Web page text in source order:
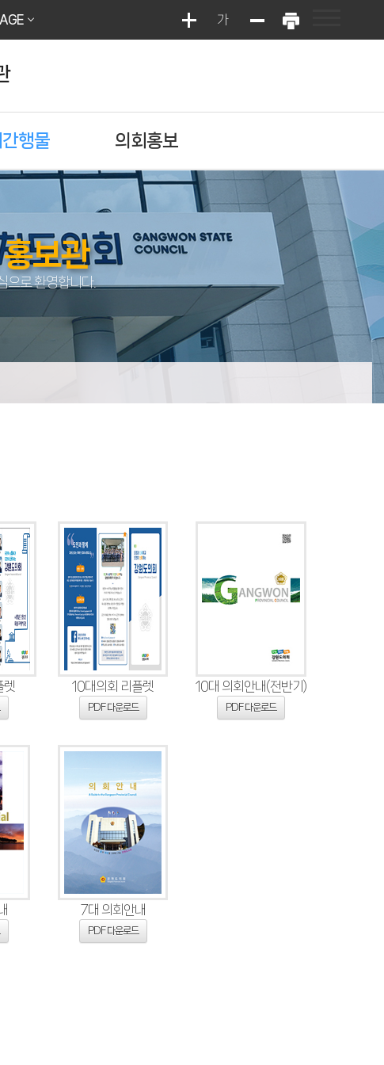
가
행물 의회홍보
보관
으로 환영합니다.
렛 10대의회 리플렛
PDF 다운로드
10대 의회안내(전반기)
PDF 다운로드
7대 의회안내
PDF 다운로드